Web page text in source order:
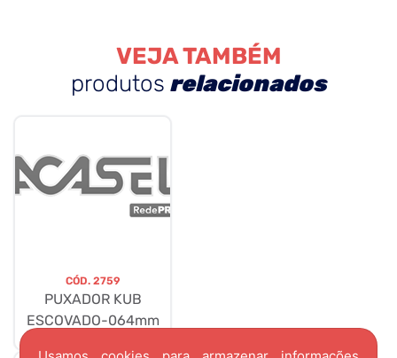
VEJA TAMBÉM
produtos relacionados
CÓD. 2759
PUXADOR KUB
ESCOVADO-064mm